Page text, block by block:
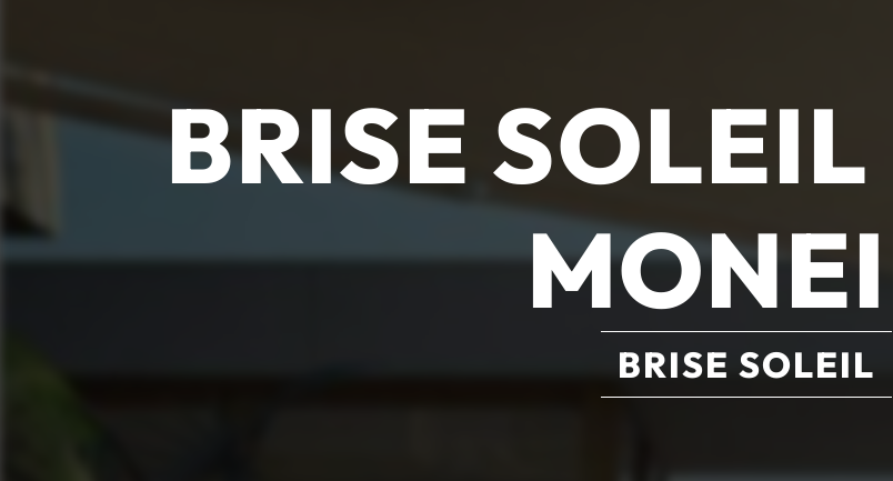
BRISE SOLEIL
BRISE SOLEIL